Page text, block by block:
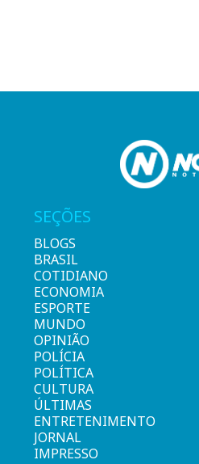
SEÇÕES
BLOGS
BRASIL
COTIDIANO
ECONOMIA
ESPORTE
MUNDO
OPINIÃO
POLÍCIA
POLÍTICA
CULTURA
ÚLTIMAS
ENTRETENIMENTO
JORNAL
IMPRESSO